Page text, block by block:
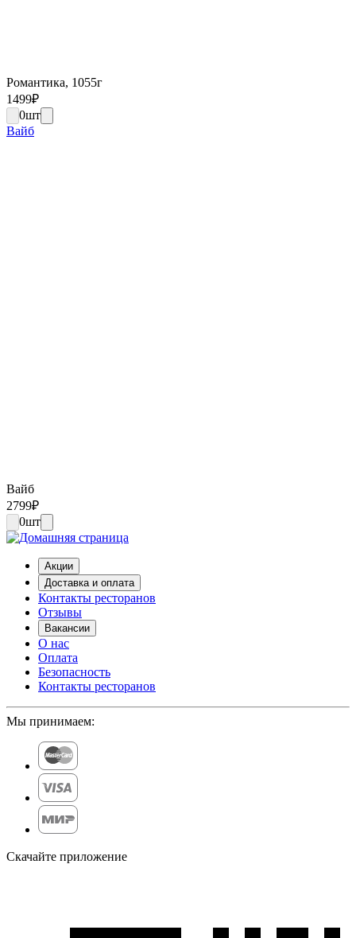
Романтика, 1055г
1499₽
0шт
Вайб
Вайб
2799₽
0шт
Акции
Доставка и оплата
Контакты ресторанов
Отзывы
Вакансии
О нас
Оплата
Безопасность
Контакты ресторанов
Мы принимаем:
Скачайте приложение